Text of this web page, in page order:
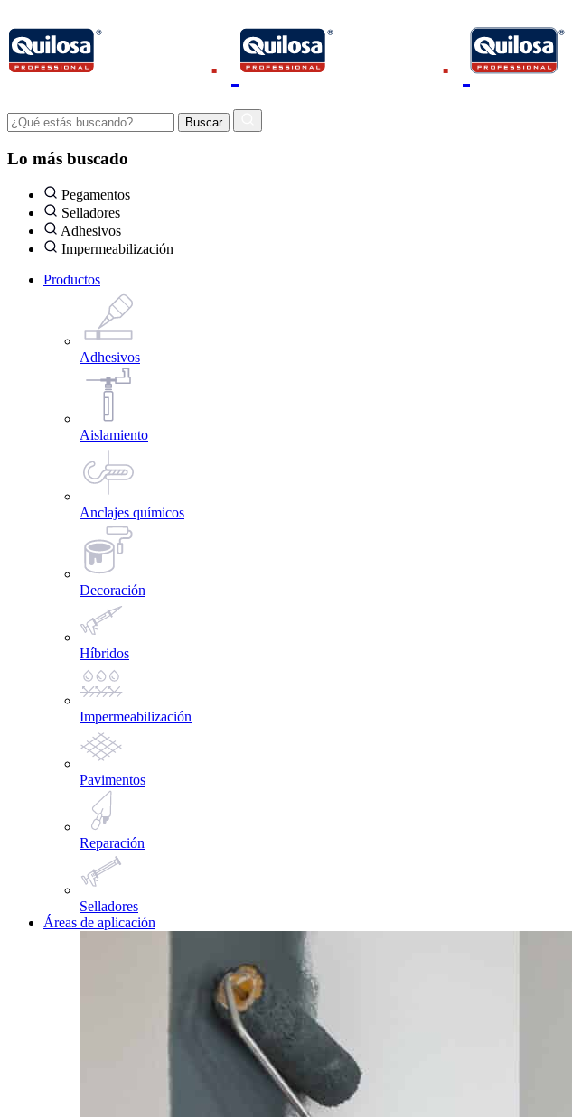
Lo más buscado
Pegamentos
Selladores
Adhesivos
Impermeabilización
Productos
Adhesivos
Aislamiento
Anclajes químicos
Decoración
Híbridos
Impermeabilización
Pavimentos
Reparación
Selladores
Áreas de aplicación